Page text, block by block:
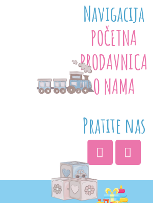
Navigacija
POČETNA
PRODAVNICA
O NAMA
Pratite nas